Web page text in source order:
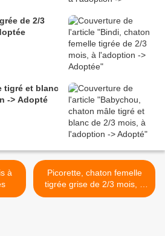
de 2/3
tigré et blanc
-> Adopté
Picorette, chaton femelle
tigrée grise de 2/3 mois, à
l'adoption -> adoptée >